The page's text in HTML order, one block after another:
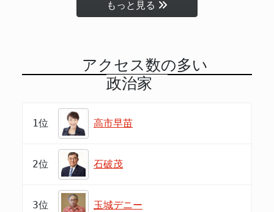
もっと見る
アクセス数の多い
政治家
1位 高市早苗
2位 石破茂
3位 玉城デニー